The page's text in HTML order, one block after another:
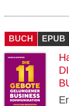
BUCH EPUB